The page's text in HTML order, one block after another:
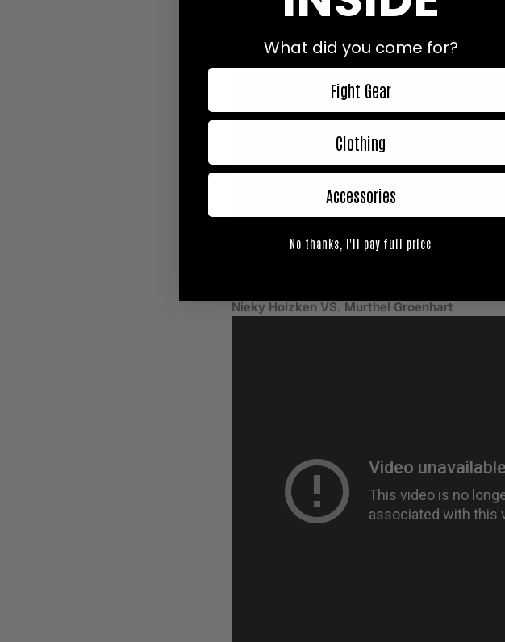
Nieky Holzken VS. Murthel Groenhart
What did you come for?
Fight Gear
Clothing
Accessories
No thanks, I'll pay full price